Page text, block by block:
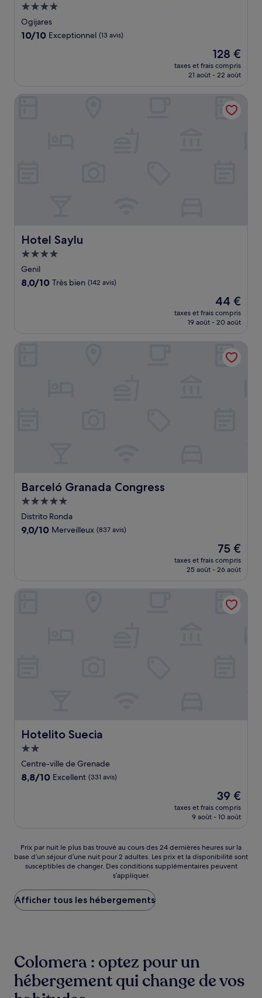
Hébergement
4.0 étoiles
Ogijares
10.0
10/10 Exceptionnel (13 avis)
Le
nouveau
prix
de
128 €
128 €
taxes et frais compris
21 août - 22 août
Hotel Saylu
Hotel Saylu
Hébergement
4.0 étoiles
Genil
8.0
8,0/10 Très bien (142 avis)
Le
nouveau
prix
de
44 €
44 €
taxes et frais compris
19 août - 20 août
Barceló Granada Congress
Barceló Granada Congress
Hébergement
5.0 étoiles
Distrito Ronda
9.0
9,0/10 Merveilleux (837 avis)
Le
nouveau
prix
de
75 €
75 €
taxes et frais compris
25 août - 26 août
Hotelito Suecia
Hotelito Suecia
Hébergement
2.0 étoiles
Centre-ville de Grenade
8.8
8,8/10 Excellent (331 avis)
Le
nouveau
prix
39 €
39 €
taxes et frais compris
9 août - 10 août
Prix
par
nuit
plus
bas
trouvé
24 dernières
heures
sur
la
base
Prix par nuit le plus bas trouvé au cours des 24 dernières heures sur la
base d’un séjour d’une nuit pour 2 adultes. Les prix et la disponibilité sont
susceptibles de changer. Des conditions supplémentaires peuvent
s’appliquer.
Afficher tous les hébergements
Colomera : optez pour un
hébergement qui change de vos